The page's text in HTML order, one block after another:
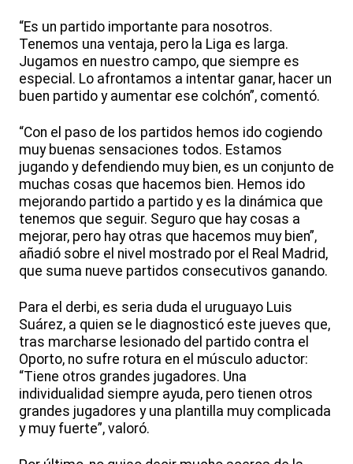
“Es un partido importante para nosotros.
Tenemos una ventaja, pero la Liga es larga.
Jugamos en nuestro campo, que siempre es
especial. Lo afrontamos a intentar ganar, hacer un
buen partido y aumentar ese colchón”, comentó.
“Con el paso de los partidos hemos ido cogiendo
muy buenas sensaciones todos. Estamos
jugando y defendiendo muy bien, es un conjunto de
muchas cosas que hacemos bien. Hemos ido
mejorando partido a partido y es la dinámica que
tenemos que seguir. Seguro que hay cosas a
mejorar, pero hay otras que hacemos muy bien”,
añadió sobre el nivel mostrado por el Real Madrid,
que suma nueve partidos consecutivos ganando.
Para el derbi, es seria duda el uruguayo Luis
Suárez, a quien se le diagnosticó este jueves que,
tras marcharse lesionado del partido contra el
Oporto, no sufre rotura en el músculo aductor:
“Tiene otros grandes jugadores. Una
individualidad siempre ayuda, pero tienen otros
grandes jugadores y una plantilla muy complicada
y muy fuerte”, valoró.